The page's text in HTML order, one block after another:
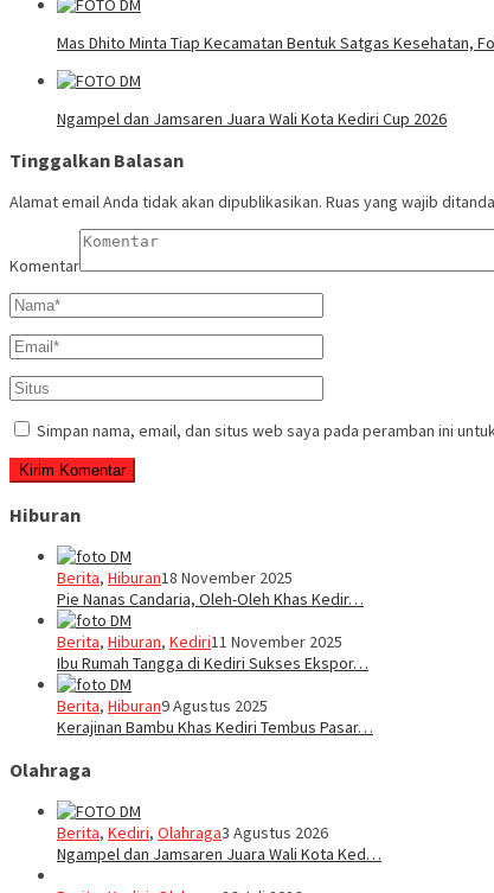
Mas Dhito Minta Tiap Kecamatan Bentuk Satgas Kesehatan,
Ngampel dan Jamsaren Juara Wali Kota Kediri Cup 2026
Tinggalkan Balasan
Alamat email Anda tidak akan dipublikasikan. Ruas yang wajib
Komentar
Simpan nama, email, dan situs web saya pada peramban ini
Hiburan
Berita, Hiburan18 November 2025
Pie Nanas Candaria, Oleh-Oleh Khas Kedir…
Berita, Hiburan, Kediri11 November 2025
Ibu Rumah Tangga di Kediri Sukses Ekspor…
Berita, Hiburan9 Agustus 2025
Kerajinan Bambu Khas Kediri Tembus Pasar…
Olahraga
Berita, Kediri, Olahraga3 Agustus 2026
Ngampel dan Jamsaren Juara Wali Kota Ked…